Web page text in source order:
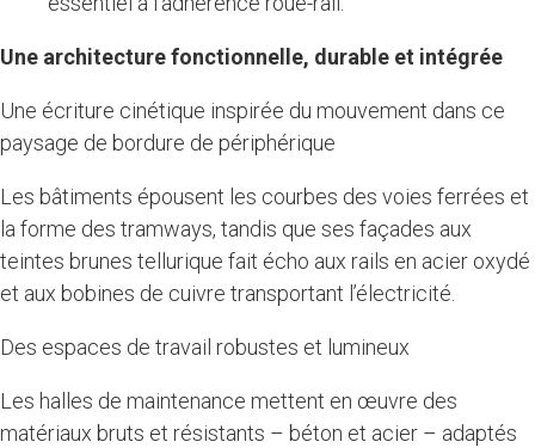
Une architecture fonctionnelle, durable et intégrée
Une écriture cinétique inspirée du mouvement dans ce
paysage de bordure de périphérique
Les bâtiments épousent les courbes des voies ferrées et
la forme des tramways, tandis que ses façades aux
teintes brunes tellurique fait écho aux rails en acier oxydé
et aux bobines de cuivre transportant l’électricité.
Des espaces de travail robustes et lumineux
Les halles de maintenance mettent en œuvre des
matériaux bruts et résistants – béton et acier – adaptés